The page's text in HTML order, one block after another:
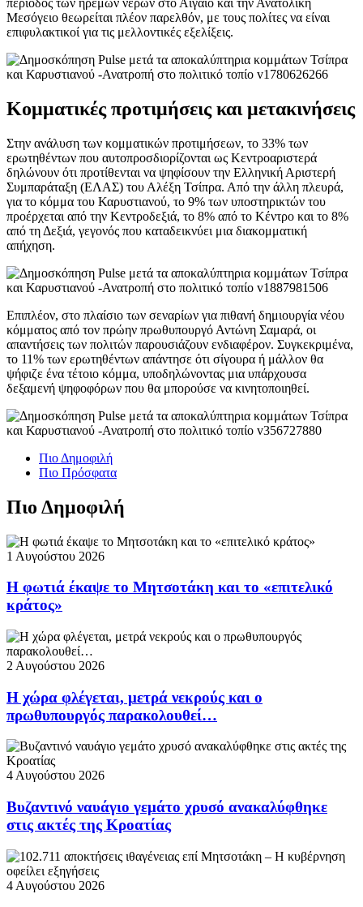
Μεσόγειο θεωρείται πλέον παρελθόν, με τους πολίτες να είναι
επιφυλακτικοί για τις μελλοντικές εξελίξεις.
Κομματικές προτιμήσεις και μετακινήσεις
Στην ανάλυση των κομματικών προτιμήσεων, το 33% των
ερωτηθέντων που αυτοπροσδιορίζονται ως Κεντροαριστερά
δηλώνουν ότι προτίθενται να ψηφίσουν την Ελληνική Αριστερή
Συμπαράταξη (ΕΛΑΣ) του Αλέξη Τσίπρα. Από την άλλη πλευρά,
για το κόμμα του Καρυστιανού, το 9% των υποστηρικτών του
προέρχεται από την Κεντροδεξιά, το 8% από το Κέντρο και το 8%
από τη Δεξιά, γεγονός που καταδεικνύει μια διακομματική
απήχηση.
Επιπλέον, στο πλαίσιο των σεναρίων για πιθανή δημιουργία νέου
κόμματος από τον πρώην πρωθυπουργό Αντώνη Σαμαρά, οι
απαντήσεις των πολιτών παρουσιάζουν ενδιαφέρον. Συγκεκριμένα,
το 11% των ερωτηθέντων απάντησε ότι σίγουρα ή μάλλον θα
ψήφιζε ένα τέτοιο κόμμα, υποδηλώνοντας μια υπάρχουσα
δεξαμενή ψηφοφόρων που θα μπορούσε να κινητοποιηθεί.
Πιο Δημοφιλή
Πιο Πρόσφατα
Πιο Δημοφιλή
1 Αυγούστου 2026
Η φωτιά έκαψε το Μητσοτάκη και το «επιτελικό
κράτος»
2 Αυγούστου 2026
Η χώρα φλέγεται, μετρά νεκρούς και ο
πρωθυπουργός παρακολουθεί…
4 Αυγούστου 2026
Βυζαντινό ναυάγιο γεμάτο χρυσό ανακαλύφθηκε
στις ακτές της Κροατίας
4 Αυγούστου 2026